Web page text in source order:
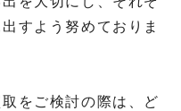
すよう努めておりま
をご検討の際は、ど